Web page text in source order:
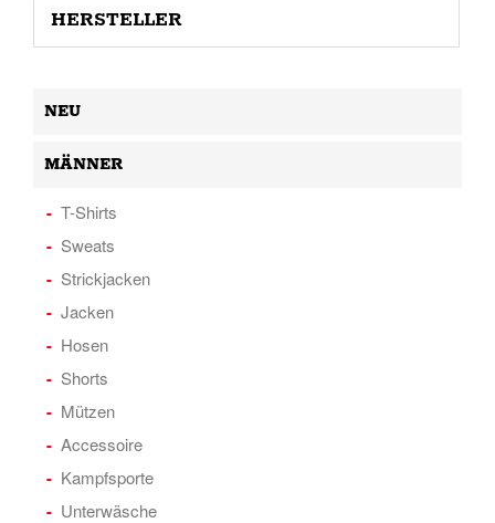
HERSTELLER
NEU
MÄNNER
T-Shirts
Sweats
Strickjacken
Jacken
Hosen
Shorts
Mützen
Accessoire
Kampfsporte
Unterwäsche